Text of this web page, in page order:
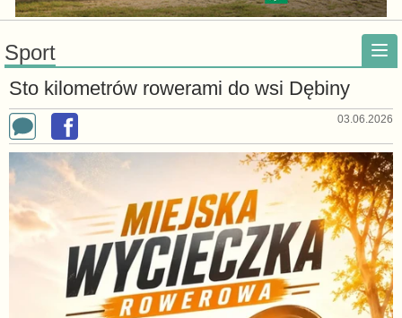
Sport
Sto kilometrów rowerami do wsi Dębiny
03.06.2026